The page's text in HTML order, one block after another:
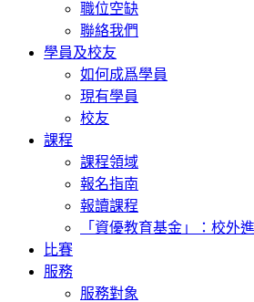
職位空缺
聯絡我們
學員及校友
如何成爲學員
現有學員
校友
課程
課程領域
報名指南
報讀課程
「資優教育基金」：校外
比賽
服務
服務對象